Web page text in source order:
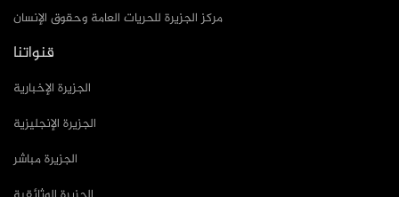
مركز الجزيرة للحريات العامة وحقوق الإنسان
قنواتنا
الجزيرة الإخبارية
الجزيرة الإنجليزية
الجزيرة مباشر